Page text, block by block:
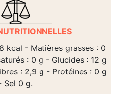
kcal - Matières grasses : 0
: 0 g - Glucides : 12 g
: 2,9 g - Protéines : 0 g
Sel 0 g.